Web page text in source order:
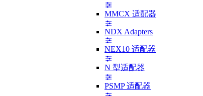
MMCX 适配器
NDX Adapters
NEX10 适配器
N 型适配器
PSMP 适配器